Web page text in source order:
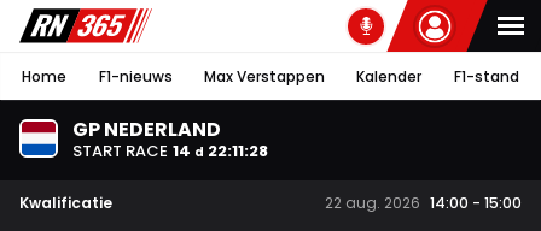
Home F1-nieuws Max Verstappen Kalender F1-stand
GP NEDERLAND
START RACE 14 d 22:11:28
Kwalificatie 22 aug. 2026 14:00 - 15:00